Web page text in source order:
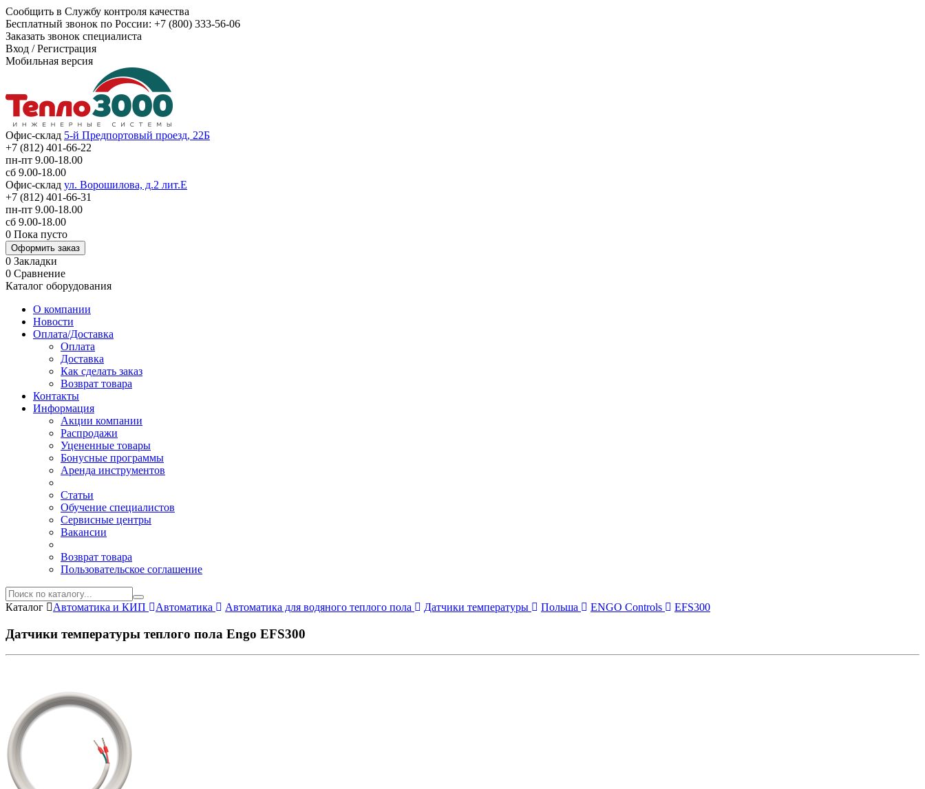
Сообщить в Службу контроля качества
Бесплатный звонок по России: +7 (800) 333-56-06
Заказать звонок специалиста
Вход /Регистрация
Мобильная версия
Офис-склад 5-й Предпортовый проезд, 22Б
+7 (812) 401-66-22
пн-пт 9.00-18.00
сб 9.00-18.00
Офис-склад ул. Ворошилова, д.2 лит.Е
+7 (812) 401-66-31
пн-пт 9.00-18.00
сб 9.00-18.00
0 Пока пусто
Оформить заказ
0 Закладки
0 Сравнение
Каталог оборудования
О компании
Новости
Оплата/Доставка
Оплата
Доставка
Как сделать заказ
Возврат товара
Контакты
Информация
Акции компании
Распродажи
Уцененные товары
Бонусные программы
Аренда инструментов
Статьи
Обучение специалистов
Сервисные центры
Вакансии
Возврат товара
Пользовательское соглашение
Каталог Автоматика и КИП Автоматика Автоматика для водяного теплого пола Датчики температуры Польша ENGO Controls EFS300
Датчики температуры теплого пола Engo EFS300